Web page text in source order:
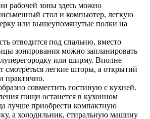
рабочей зоны здесь можно
стол и компьютер, легкую
или вышеупомянутые полки на
отводится под спальню, вместо
зонирования можно запланировать
или ширму. Вполне
смотреться легкие шторы, а открытий
практично.
совместить гостиную с кухней.
пищи останется в кухонном
лучше приобрести компактную
а холодильник, стиральную машину